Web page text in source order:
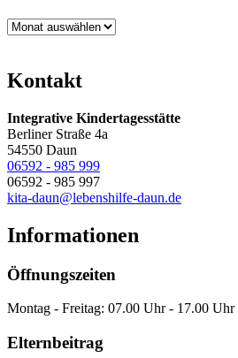
Archiv
Kontakt
Integrative Kindertagesstätte
Berliner Straße 4a
54550 Daun
06592 - 985 999
06592 - 985 997
kita-daun@lebenshilfe-daun.de
Informationen
Öffnungszeiten
Montag - Freitag: 07.00 Uhr - 17.00 Uhr
Elternbeitrag